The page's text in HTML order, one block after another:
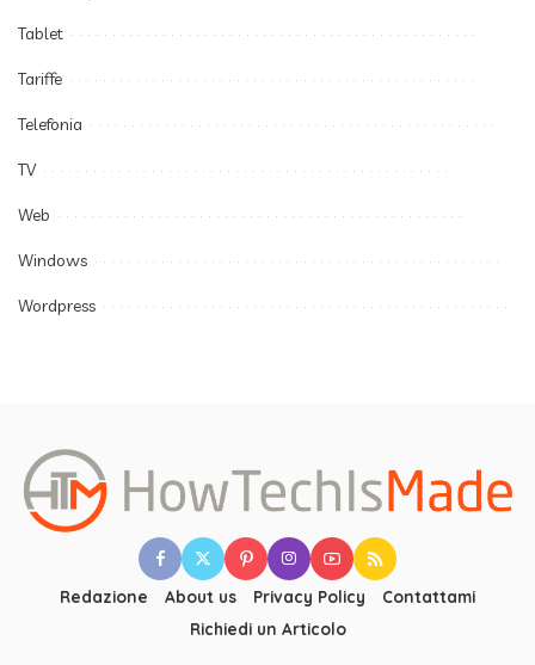
Tablet
Tariffe
Telefonia
TV
Web
Windows
Wordpress
Redazione About us Privacy Policy
Contattami
Richiedi un Articolo